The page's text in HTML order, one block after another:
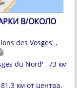
В/ОКОЛО
des Vosges' ,
du Nord' , 73 км
км от центра.